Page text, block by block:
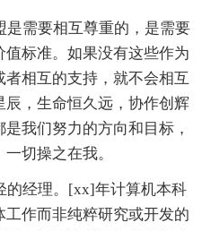
是需要相互尊重的，是需要
标准。如果没有这些作为
相互的支持，就不会相互
，生命恒久远，协作创辉
我们努力的方向和目标，
切操之在我。
的经理。[xx]年计算机本科
作而非纯粹研究或开发的